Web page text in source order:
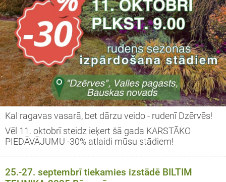
Kal ragavas vasarā, bet dārzu veido - rudenī Dzērvēs!
Vēl 11. oktobrī steidz ieķert šā gada KARSTĀKO
PIEDĀVĀJUMU -30% atlaidi mūsu stādiem!
25.-27. septembrī tiekamies izstādē BILTIM